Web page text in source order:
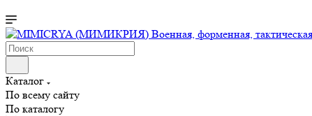
Каталог
По всему сайту
По каталогу